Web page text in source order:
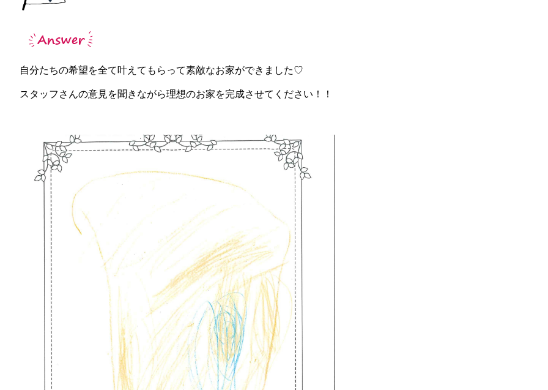
自分たちの希望を全て叶えてもらって素敵なお家ができました♡
スタッフさんの意見を聞きながら理想のお家を完成させてください！！